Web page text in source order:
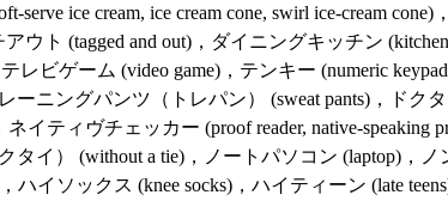
ice cream, ice cream cone, swirl ice-cream
ウト (tagged and out)，ダイニングキッチン
レビゲーム (video game)，テンキー (numeric
ーニングパンツ（トレパン） (sweat pants)，ドク
ネイティヴチェッカー (proof reader, native-
タイ） (without a tie)，ノートパソコン (laptop)，
ハイソックス (knee socks)，ハイティーン (late